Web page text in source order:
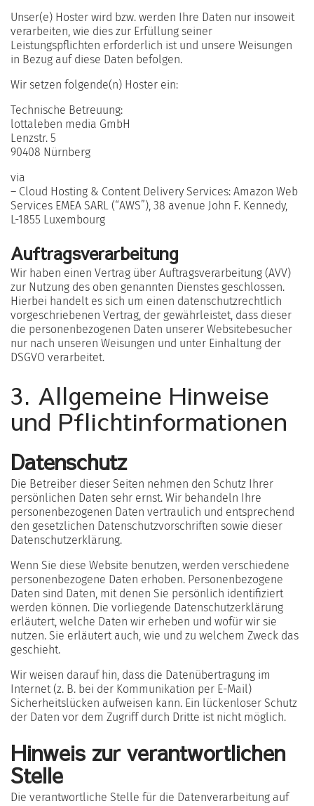
Unser(e) Hoster wird bzw. werden Ihre Daten nur insoweit
verarbeiten, wie dies zur Erfüllung seiner
Leistungspflichten erforderlich ist und unsere Weisungen
in Bezug auf diese Daten befolgen.
Wir setzen folgende(n) Hoster ein:
Technische Betreuung:
lottaleben media GmbH
Lenzstr. 5
90408 Nürnberg
via
– Cloud Hosting & Content Delivery Services: Amazon Web
Services EMEA SARL (“AWS”), 38 avenue John F. Kennedy,
L-1855 Luxembourg
Auftragsverarbeitung
Wir haben einen Vertrag über Auftragsverarbeitung (AVV)
zur Nutzung des oben genannten Dienstes geschlossen.
Hierbei handelt es sich um einen datenschutzrechtlich
vorgeschriebenen Vertrag, der gewährleistet, dass dieser
die personenbezogenen Daten unserer Websitebesucher
nur nach unseren Weisungen und unter Einhaltung der
DSGVO verarbeitet.
3. Allgemeine Hinweise
und Pflicht­informationen
Datenschutz
Die Betreiber dieser Seiten nehmen den Schutz Ihrer
persönlichen Daten sehr ernst. Wir behandeln Ihre
personenbezogenen Daten vertraulich und entsprechend
den gesetzlichen Datenschutzvorschriften sowie dieser
Datenschutzerklärung.
Wenn Sie diese Website benutzen, werden verschiedene
personenbezogene Daten erhoben. Personenbezogene
Daten sind Daten, mit denen Sie persönlich identifiziert
werden können. Die vorliegende Datenschutzerklärung
erläutert, welche Daten wir erheben und wofür wir sie
nutzen. Sie erläutert auch, wie und zu welchem Zweck das
geschieht.
Wir weisen darauf hin, dass die Datenübertragung im
Internet (z. B. bei der Kommunikation per E-Mail)
Sicherheitslücken aufweisen kann. Ein lückenloser Schutz
der Daten vor dem Zugriff durch Dritte ist nicht möglich.
Hinweis zur verantwortlichen
Stelle
Die verantwortliche Stelle für die Datenverarbeitung auf